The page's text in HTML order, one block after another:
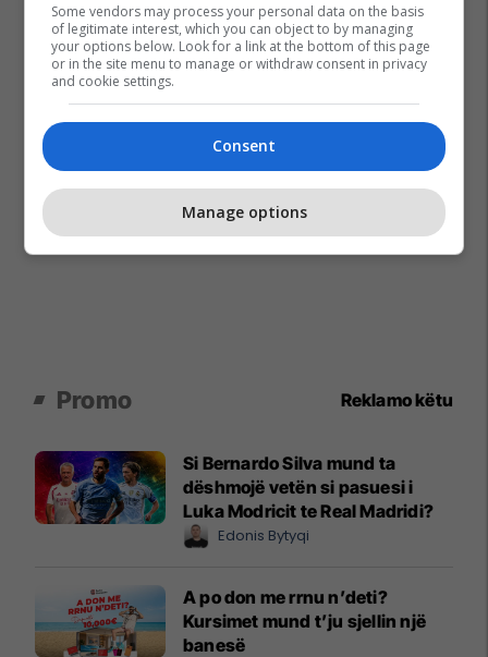
Promo Reklamo këtu
Si Bernardo Silva mund ta
dëshmojë vetën si pasuesi i
Luka Modricit te Real Madridi?
Edonis Bytyqi
A po don me rrnu n’deti?
Kursimet mund t’ju sjellin një
banesë
Some vendors may process your personal data on the basis
of legitimate interest, which you can object to by managing
your options below. Look for a link at the bottom of this page
or in the site menu to manage or withdraw consent in privacy
and cookie settings.
Consent
Manage options